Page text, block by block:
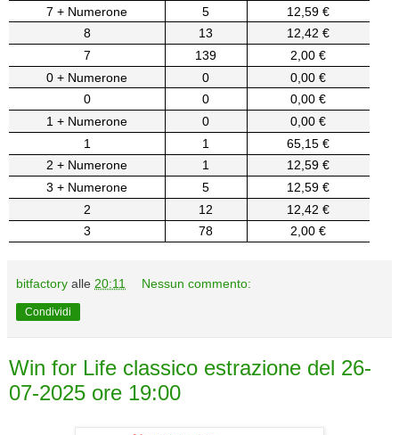
7 + Numerone
5
12,59 €
8
13
12,42 €
7
139
2,00 €
0 + Numerone
0
0,00 €
0
0
0,00 €
1 + Numerone
0
0,00 €
1
1
65,15 €
2 + Numerone
1
12,59 €
3 + Numerone
5
12,59 €
2
12
12,42 €
3
78 2,00 €
bitfactory alle 20:11 Nessun commento:
Condividi
Win for Life classico estrazione del 26-
07-2025 ore 19:00